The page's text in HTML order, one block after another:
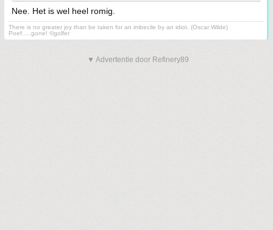
Nee. Het is wel heel romig.
There is no greater joy than be taken for an imbecile by an idiot. (Oscar Wilde)
Poef.....gone! ©golfer
▼ Advertentie door Refinery89